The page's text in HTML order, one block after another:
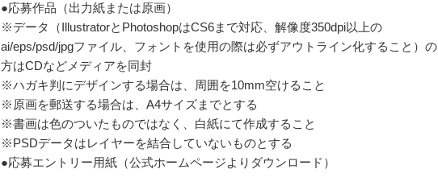
●応募作品（出力紙または原画）
※データ（IllustratorとPhotoshopはCS6まで対応、解像度350dpi以上の
ai/eps/psd/jpgファイル、フォントを使用の際は必ずアウトライン化すること）の
方はCDなどメディアを同封
※ハガキ判にデザインする場合は、周囲を10mm空けること
※原画を郵送する場合は、A4サイズまでとする
※書画は色のついたものではなく、白紙にて作成すること
※PSDデータはレイヤーを結合していないものとする
●応募エントリー用紙（公式ホームページよりダウンロード）